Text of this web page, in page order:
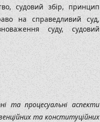
судовий збір, принцип
на справедливий суд,
суду, судовий
та процесуальні аспекти
та конституційних